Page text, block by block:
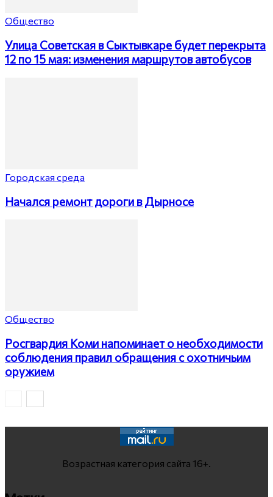
Общество
Улица Советская в Сыктывкаре будет перекрыта
12 по 15 мая: изменения маршрутов автобусов
Городская среда
Начался ремонт дороги в Дырносе
Общество
Росгвардия Коми напоминает о необходимости
соблюдения правил обращения с охотничьим
оружием
Возрастная категория сайта 16+.